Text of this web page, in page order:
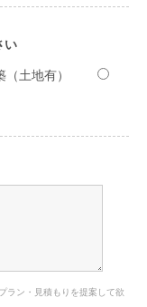
い
（土地有）
ラン・見積もりを提案して欲